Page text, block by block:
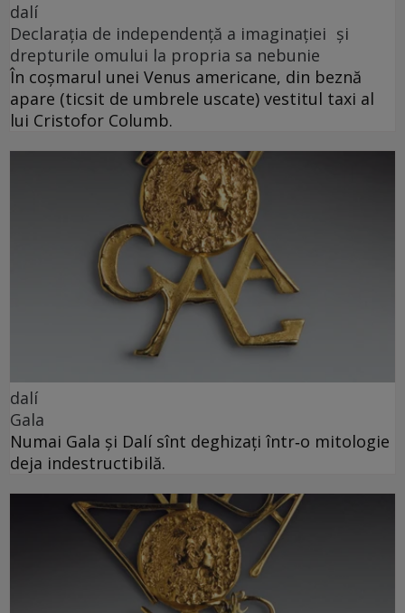
dalí
Declarația de independență a imaginației și
drepturile omului la propria sa nebunie
În coșmarul unei Venus americane, din beznă
apare (ticsit de umbrele uscate) vestitul taxi al
lui Cristofor Columb.
dalí
Gala
Numai Gala și Dalí sînt deghizați într‑o mitologie
deja indestructibilă.